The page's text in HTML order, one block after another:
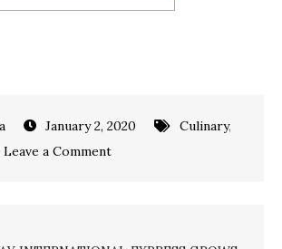
January 2, 2020 Culinary,
Leave a Commenton